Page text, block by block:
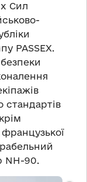
Сил
PASSEX.
стандартів
NH-90.